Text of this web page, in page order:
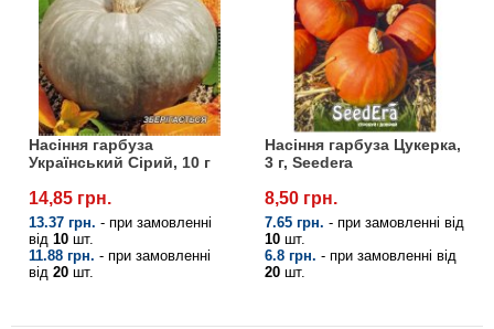
Насіння гарбуза
Український Сірий, 10 г
14,85 грн.
13.37 грн. - при замовленні
від 10 шт.
11.88 грн. - при замовленні
від 20 шт.
Насіння гарбуза Цукерка,
3 г, Seedera
8,50 грн.
7.65 грн. - при замовленні від
10 шт.
6.8 грн. - при замовленні від
20 шт.